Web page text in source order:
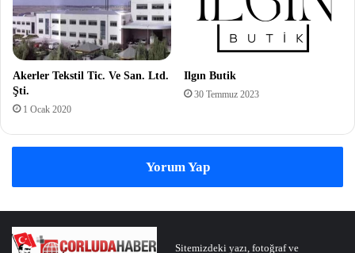
Akerler Tekstil Tic. Ve San. Ltd.
Şti.
1 Ocak 2020
Ilgın Butik
30 Temmuz 2023
Yorum Yap
Sitemizdeki yazı, fotoğraf ve